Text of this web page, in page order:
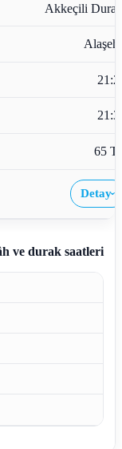
Akkeçili
65
Detay›
ve durak saatleri